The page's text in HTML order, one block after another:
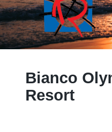
Bianco
Resort